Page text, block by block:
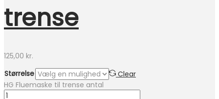
trense
125,00 kr.
Størrelse
Clear
HG Fluemaske til trense antal